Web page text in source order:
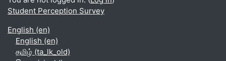
Student Perception Survey
English ‎(en)‎
English ‎(en)‎
தமிழ் ‎(ta_lk_old)‎